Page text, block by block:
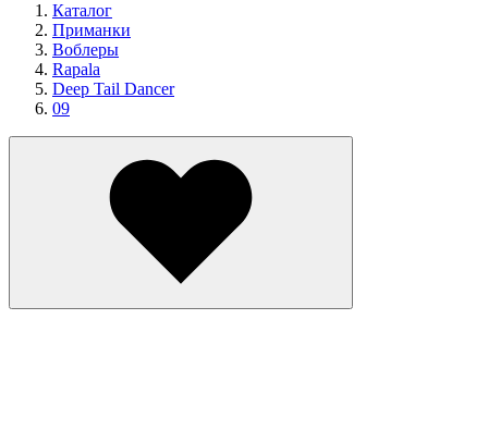
Каталог
Приманки
Воблеры
Rapala
Deep Tail Dancer
09